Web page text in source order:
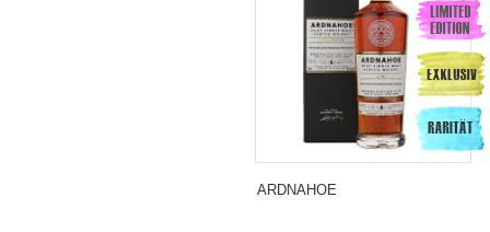
ARDNAHOE